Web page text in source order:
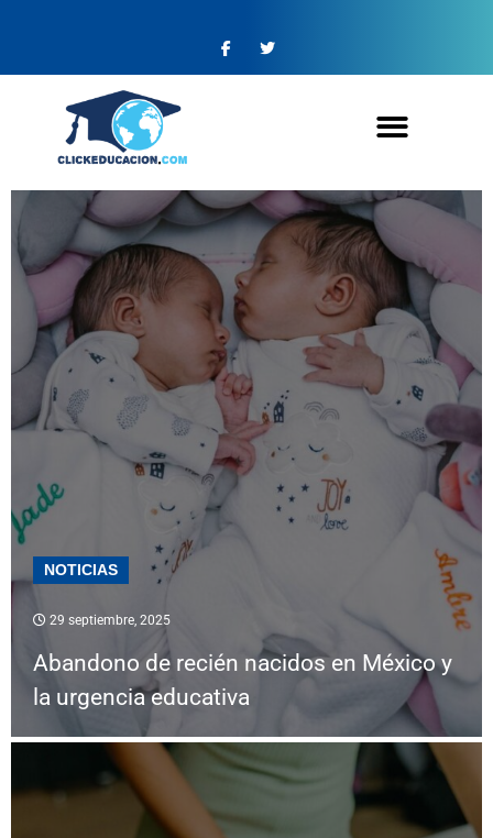
NOTICIAS
29 septiembre, 2025
Abandono de recién nacidos en México y
la urgencia educativa